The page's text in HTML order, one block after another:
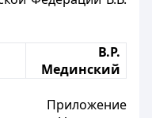
В.Р.
Мединский
Приложение